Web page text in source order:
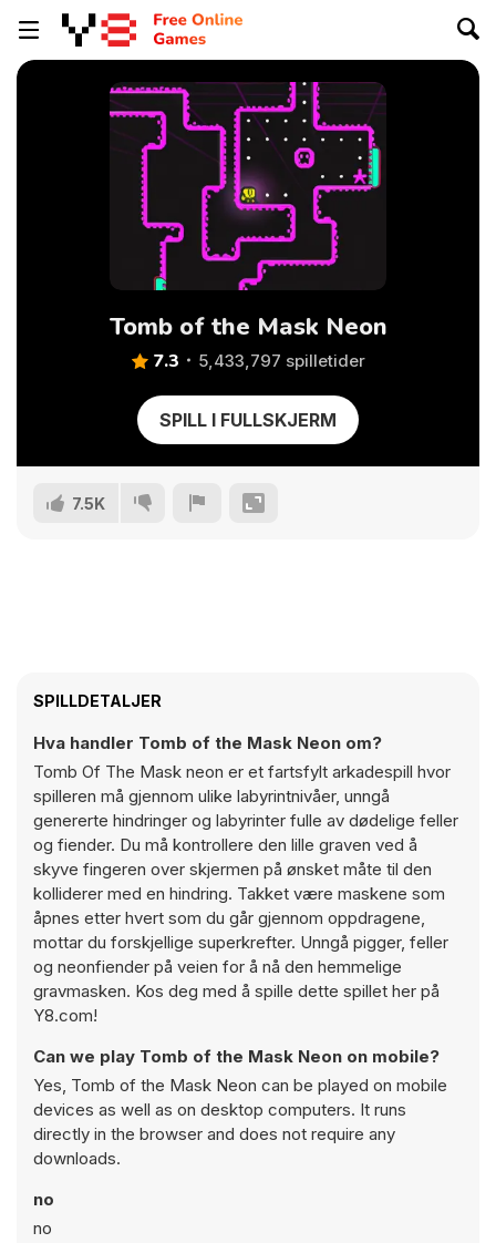
Tomb of the Mask Neon
7.3 5,433,797 spilletider
SPILL I FULLSKJERM
7.5K
SPILLDETALJER
Hva handler Tomb of the Mask Neon om?
Tomb Of The Mask neon er et fartsfylt arkadespill hvor
spilleren må gjennom ulike labyrintnivåer, unngå
genererte hindringer og labyrinter fulle av dødelige feller
og fiender. Du må kontrollere den lille graven ved å
skyve fingeren over skjermen på ønsket måte til den
kolliderer med en hindring. Takket være maskene som
åpnes etter hvert som du går gjennom oppdragene,
mottar du forskjellige superkrefter. Unngå pigger, feller
og neonfiender på veien for å nå den hemmelige
gravmasken. Kos deg med å spille dette spillet her på
Y8.com!
Can we play Tomb of the Mask Neon on mobile?
Yes, Tomb of the Mask Neon can be played on mobile
devices as well as on desktop computers. It runs
directly in the browser and does not require any
downloads.
no
no